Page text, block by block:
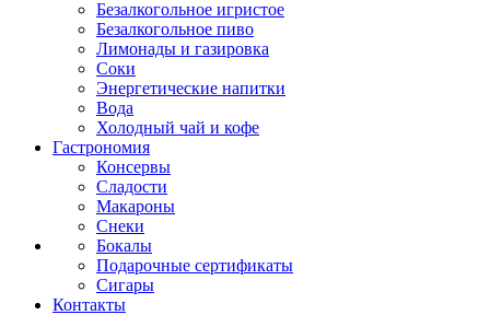
Безалкогольное игристое
Безалкогольное пиво
Лимонады и газировка
Соки
Энергетические напитки
Вода
Холодный чай и кофе
Гастрономия
Консервы
Сладости
Макароны
Снеки
Бокалы
Подарочные сертификаты
Сигары
Контакты